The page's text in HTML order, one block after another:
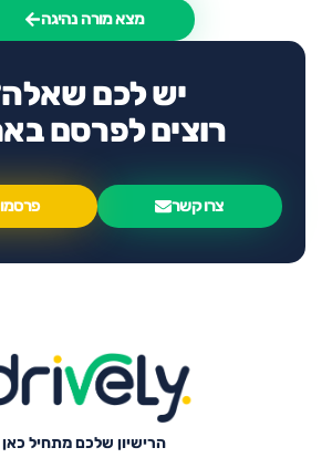
מצא מורה נהיגה
יש לכם
רוצים לפרסם
צרו קשר
הרישיון שלכם מתחיל כאן